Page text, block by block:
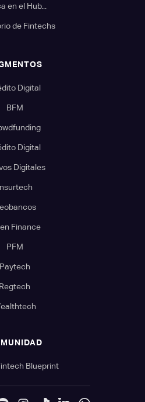
en el Hub...
de Fintechs
Digital
BFM
Digital
Digitales
Finance
PFM
Paytech
Regtech
Blueprint